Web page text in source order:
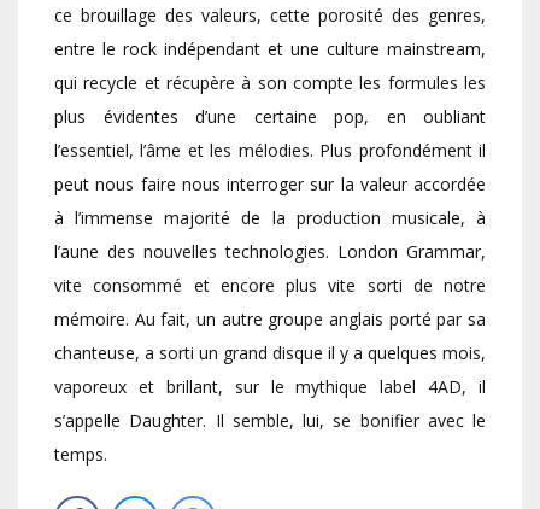
ce brouillage des valeurs, cette porosité des genres,
entre le rock indépendant et une culture mainstream,
qui recycle et récupère à son compte les formules les
plus évidentes d’une certaine pop, en oubliant
l’essentiel, l’âme et les mélodies. Plus profondément il
peut nous faire nous interroger sur la valeur accordée
à l’immense majorité de la production musicale, à
l’aune des nouvelles technologies. London Grammar,
vite consommé et encore plus vite sorti de notre
mémoire. Au fait, un autre groupe anglais porté par sa
chanteuse, a sorti un grand disque il y a quelques mois,
vaporeux et brillant, sur le mythique label 4AD, il
s’appelle Daughter. Il semble, lui, se bonifier avec le
temps.